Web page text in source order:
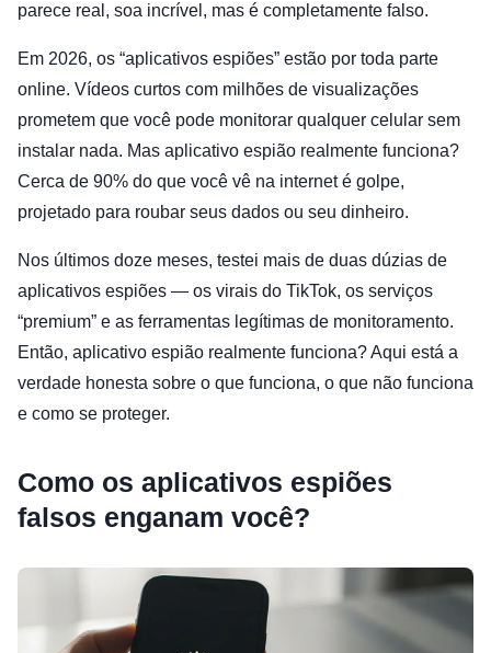
parece real, soa incrível, mas é completamente falso.
Em 2026, os “aplicativos espiões” estão por toda parte
online. Vídeos curtos com milhões de visualizações
prometem que você pode monitorar qualquer celular sem
instalar nada. Mas aplicativo espião realmente funciona?
Cerca de 90% do que você vê na internet é golpe,
projetado para roubar seus dados ou seu dinheiro.
Nos últimos doze meses, testei mais de duas dúzias de
aplicativos espiões — os virais do TikTok, os serviços
“premium” e as ferramentas legítimas de monitoramento.
Então, aplicativo espião realmente funciona? Aqui está a
verdade honesta sobre o que funciona, o que não funciona
e como se proteger.
Como os aplicativos espiões
falsos enganam você?